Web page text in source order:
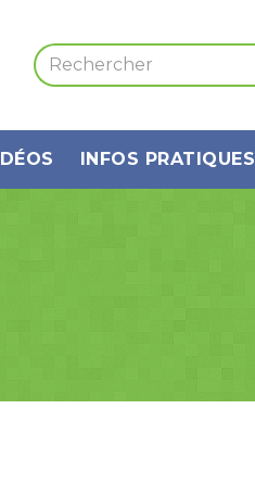
INFOS PRATIQUES